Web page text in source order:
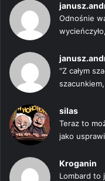
Odnośnie
"Z całym
silas
Teraz to
jako
Kroganin
Lombard to